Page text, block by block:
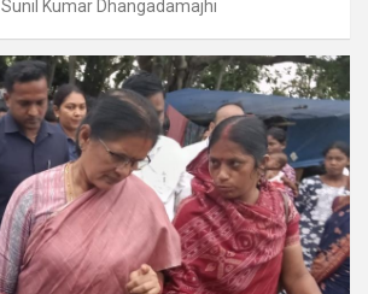
Sunil Kumar Dhangadamajhi